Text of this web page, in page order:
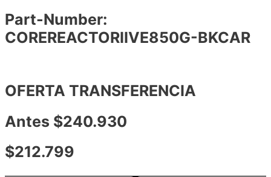
Part-Number:
COREREACTORIIVE850G-BKCAR
OFERTA TRANSFERENCIA
Antes $240.930
$212.799